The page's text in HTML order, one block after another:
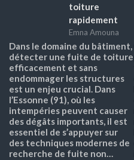
toiture
rapidement
Emna Amouna
Dans le domaine du bâtiment,
détecter une fuite de toiture
efficacement et sans
endommager les structures
est un enjeu crucial. Dans
l’Essonne (91), où les
intempéries peuvent causer
des dégâts importants, il est
essentiel de s’appuyer sur
des techniques modernes de
recherche de fuite non…